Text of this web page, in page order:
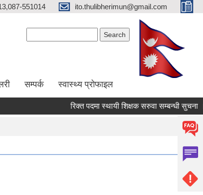
551014 ito.thulibherimun@gmail.com
सम्पर्क स्वास्थ्य प्राेफाइल
रिक्त पदमा स्थायी शिक्षक सरुवा सम्बन्धी सुचना ।